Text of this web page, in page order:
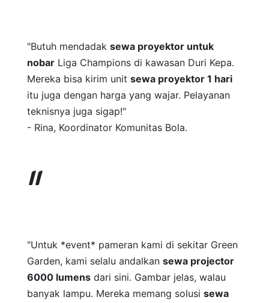
"Butuh mendadak sewa proyektor untuk
nobar Liga Champions di kawasan Duri Kepa.
Mereka bisa kirim unit sewa proyektor 1 hari
itu juga dengan harga yang wajar. Pelayanan
teknisnya juga sigap!"
- Rina, Koordinator Komunitas Bola.
"Untuk *event* pameran kami di sekitar Green
Garden, kami selalu andalkan sewa projector
6000 lumens dari sini. Gambar jelas, walau
banyak lampu. Mereka memang solusi sewa